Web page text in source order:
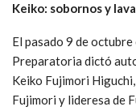
Keiko: sobornos y
El pasado 9 de
Preparatoria dictó
Keiko Fujimori
Fujimori y lideresa de